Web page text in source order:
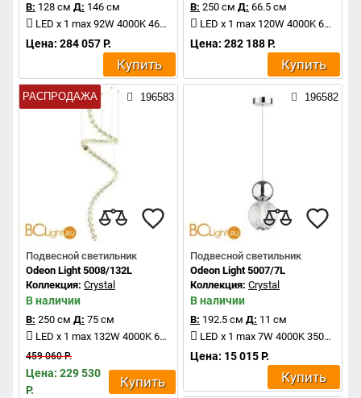
В: 128 см Д: 146 см
LED x 1 max 92W 4000K 4600Lm
Цена: 284 057 Р.
Купить
В: 250 см Д: 66.5 см
LED x 1 max 120W 4000K 6600Lm
Цена: 282 188 Р.
Купить
РАСПРОДАЖА 196583
Подвесной светильник
Odeon Light 5008/132L
Коллекция: Crystal
В наличии
В: 250 см Д: 75 см
LED x 1 max 132W 4000K 6600Lm
459 060 Р.
Цена: 229 530
Р.
Купить
196582
Подвесной светильник
Odeon Light 5007/7L
Коллекция: Crystal
В наличии
В: 192.5 см Д: 11 см
LED x 1 max 7W 4000K 350Lm
Цена: 15 015 Р.
Купить